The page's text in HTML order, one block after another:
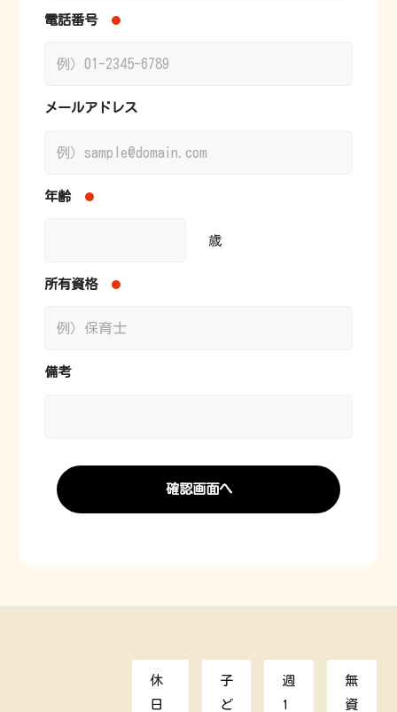
電話番号
メールアドレス
年齢
歳
所有資格
備考
休
日
子
ど
週
1
無
資